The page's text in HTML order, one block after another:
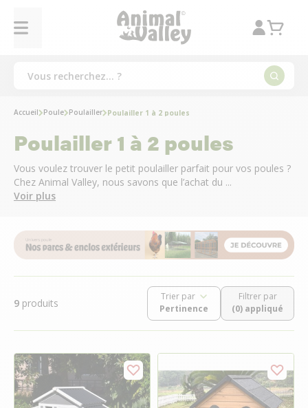
Accueil Poule Poulailler Poulailler 1 à 2 poules
Poulailler 1 à 2 poules
Vous voulez trouver le petit poulailler parfait pour vos poules ?
Chez Animal Valley, nous savons que l’achat du ...
Voir plus
9 produits
Trier par
Filtrer par
(0) appliqué